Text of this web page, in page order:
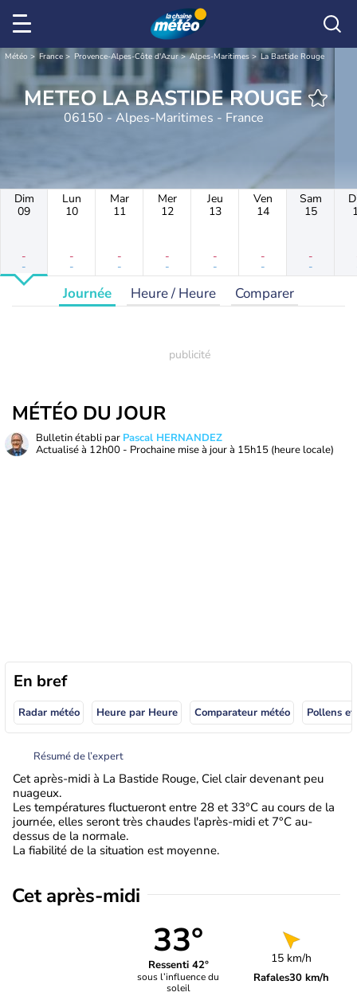
Météo France Provence-Alpes-Côte d'Azur Alpes-Maritimes La Bastide Rouge
METEO LA BASTIDE ROUGE
06150 - Alpes-Maritimes - France
Dim
09
-
-
Lun
10
-
-
Mar
11
-
-
Mer
12
-
-
Jeu
13
-
-
Ven
14
-
-
Sam
15
-
-
Journée Heure / Heure Comparer
MÉTÉO DU JOUR
Bulletin établi par Pascal HERNANDEZ
Actualisé à 12h00 - Prochaine mise à jour à 15h15 (heure locale)
En bref
Radar météo Heure par Heure Comparateur météo Pollens
Résumé de l’expert
Cet après-midi à La Bastide Rouge, Ciel clair devenant peu
nuageux.
Les températures fluctueront entre 28 et 33°C au cours de la
journée, elles seront très chaudes l'après-midi et 7°C au-
dessus de la normale.
La fiabilité de la situation est moyenne.
Cet après-midi
33°
Ressenti 42°
sous l’influence du
soleil
15 km/h
Rafales30 km/h